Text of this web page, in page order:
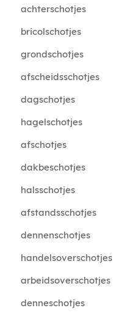
achterschotjes
bricolschotjes
grondschotjes
afscheidsschotjes
dagschotjes
hagelschotjes
afschotjes
dakbeschotjes
halsschotjes
afstandsschotjes
dennenschotjes
handelsoverschotjes
arbeidsoverschotjes
denneschotjes